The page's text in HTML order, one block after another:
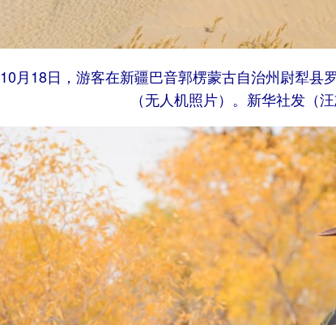
10月18日，游客在新疆巴音郭楞蒙古自治州尉犁县
（无人机照片）。 新华社发（汪